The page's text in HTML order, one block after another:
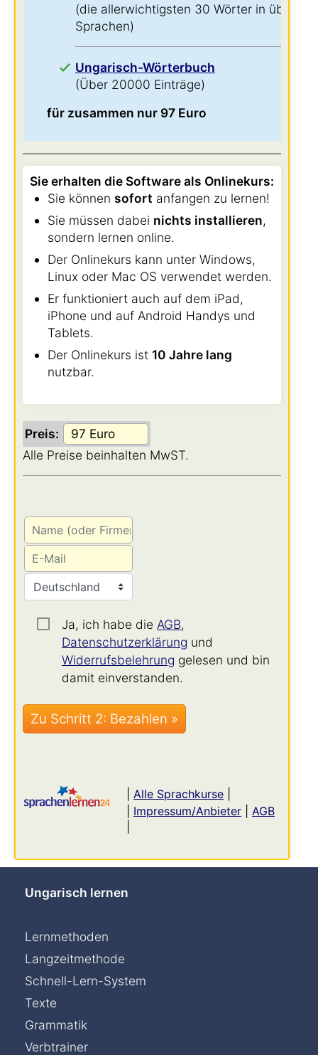
(die allerwichtigsten 30 Wörter in über 60
Sprachen)
Ungarisch-Wörterbuch
(Über 20000 Einträge)
für zusammen nur 97 Euro
Sie erhalten die Software als Onlinekurs:
Sie können sofort anfangen zu lernen!
Sie müssen dabei nichts installieren,
sondern lernen online.
Der Onlinekurs kann unter Windows,
Linux oder Mac OS verwendet werden.
Er funktioniert auch auf dem iPad,
iPhone und auf Android Handys und
Tablets.
Der Onlinekurs ist 10 Jahre lang
nutzbar.
Preis:
Alle Preise beinhalten MwST.
Ja, ich habe die AGB,
Datenschutzerklärung und
Widerrufsbelehrung gelesen und bin
damit einverstanden.
Alle Sprachkurse
Impressum/Anbieter
AGB
Ungarisch lernen
Lernmethoden
Langzeitmethode
Schnell-Lern-System
Texte
Grammatik
Verbtrainer